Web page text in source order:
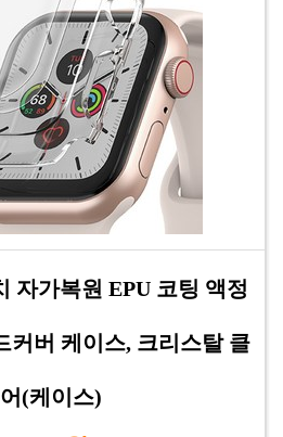
자가복원 EPU 코팅 액정
커버 케이스, 크리스탈 클
(케이스)